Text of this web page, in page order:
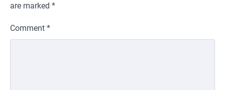
are marked *
Comment *